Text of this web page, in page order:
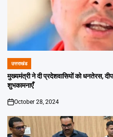
POSTED
IN
उत्तराखंड
मुख्यमंत्री ने दी प्रदेशवासियों को धनतेरस,
शुभकामनाएँ
on
October 28, 2024